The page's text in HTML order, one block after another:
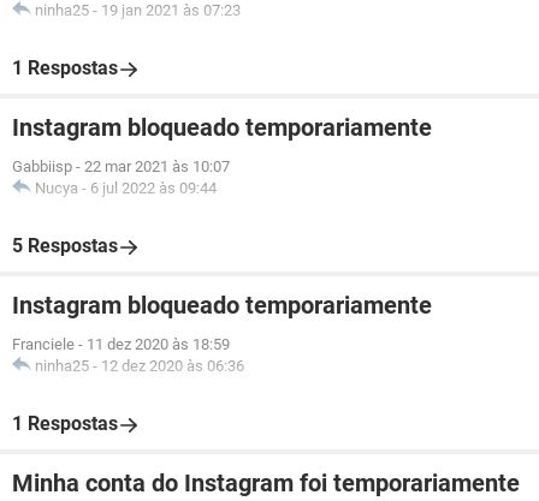
ninha25 - 19 jan 2021 às 07:23
1 Respostas
Instagram bloqueado temporariamente
Gabbiisp - 22 mar 2021 às 10:07
Nucya - 6 jul 2022 às 09:44
5 Respostas
Instagram bloqueado temporariamente
Franciele - 11 dez 2020 às 18:59
ninha25 - 12 dez 2020 às 06:36
1 Respostas
Minha conta do Instagram foi temporariamente